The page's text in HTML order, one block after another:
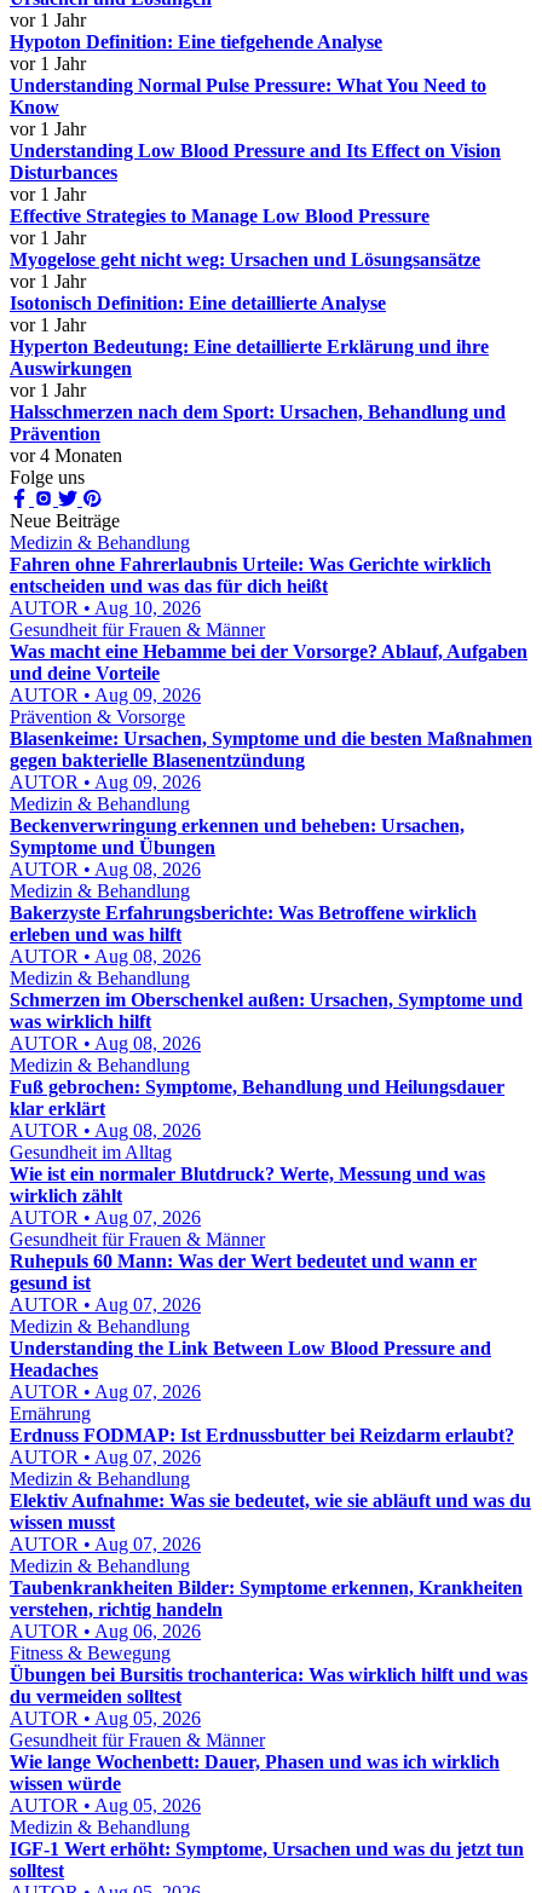
vor 1 Jahr
Hypoton Definition: Eine tiefgehende Analyse
vor 1 Jahr
Understanding Normal Pulse Pressure: What You Need to
Know
vor 1 Jahr
Understanding Low Blood Pressure and Its Effect on Vision
Disturbances
vor 1 Jahr
Effective Strategies to Manage Low Blood Pressure
vor 1 Jahr
Myogelose geht nicht weg: Ursachen und Lösungsansätze
vor 1 Jahr
Isotonisch Definition: Eine detaillierte Analyse
vor 1 Jahr
Hyperton Bedeutung: Eine detaillierte Erklärung und ihre
Auswirkungen
vor 1 Jahr
Halsschmerzen nach dem Sport: Ursachen, Behandlung und
Prävention
vor 4 Monaten
Folge uns
Neue Beiträge
Medizin & Behandlung
Fahren ohne Fahrerlaubnis Urteile: Was Gerichte wirklich
entscheiden und was das für dich heißt
AUTOR • Aug 10, 2026
Gesundheit für Frauen & Männer
Was macht eine Hebamme bei der Vorsorge? Ablauf, Aufgaben
und deine Vorteile
AUTOR • Aug 09, 2026
Prävention & Vorsorge
Blasenkeime: Ursachen, Symptome und die besten Maßnahmen
gegen bakterielle Blasenentzündung
AUTOR • Aug 09, 2026
Medizin & Behandlung
Beckenverwringung erkennen und beheben: Ursachen,
Symptome und Übungen
AUTOR • Aug 08, 2026
Medizin & Behandlung
Bakerzyste Erfahrungsberichte: Was Betroffene wirklich
erleben und was hilft
AUTOR • Aug 08, 2026
Medizin & Behandlung
Schmerzen im Oberschenkel außen: Ursachen, Symptome und
was wirklich hilft
AUTOR • Aug 08, 2026
Medizin & Behandlung
Fuß gebrochen: Symptome, Behandlung und Heilungsdauer
klar erklärt
AUTOR • Aug 08, 2026
Gesundheit im Alltag
Wie ist ein normaler Blutdruck? Werte, Messung und was
wirklich zählt
AUTOR • Aug 07, 2026
Gesundheit für Frauen & Männer
Ruhepuls 60 Mann: Was der Wert bedeutet und wann er
gesund ist
AUTOR • Aug 07, 2026
Medizin & Behandlung
Understanding the Link Between Low Blood Pressure and
Headaches
AUTOR • Aug 07, 2026
Ernährung
Erdnuss FODMAP: Ist Erdnussbutter bei Reizdarm erlaubt?
AUTOR • Aug 07, 2026
Medizin & Behandlung
Elektiv Aufnahme: Was sie bedeutet, wie sie abläuft und was du
wissen musst
AUTOR • Aug 07, 2026
Medizin & Behandlung
Taubenkrankheiten Bilder: Symptome erkennen, Krankheiten
verstehen, richtig handeln
AUTOR • Aug 06, 2026
Fitness & Bewegung
Übungen bei Bursitis trochanterica: Was wirklich hilft und was
du vermeiden solltest
AUTOR • Aug 05, 2026
Gesundheit für Frauen & Männer
Wie lange Wochenbett: Dauer, Phasen und was ich wirklich
wissen würde
AUTOR • Aug 05, 2026
Medizin & Behandlung
IGF-1 Wert erhöht: Symptome, Ursachen und was du jetzt tun
solltest